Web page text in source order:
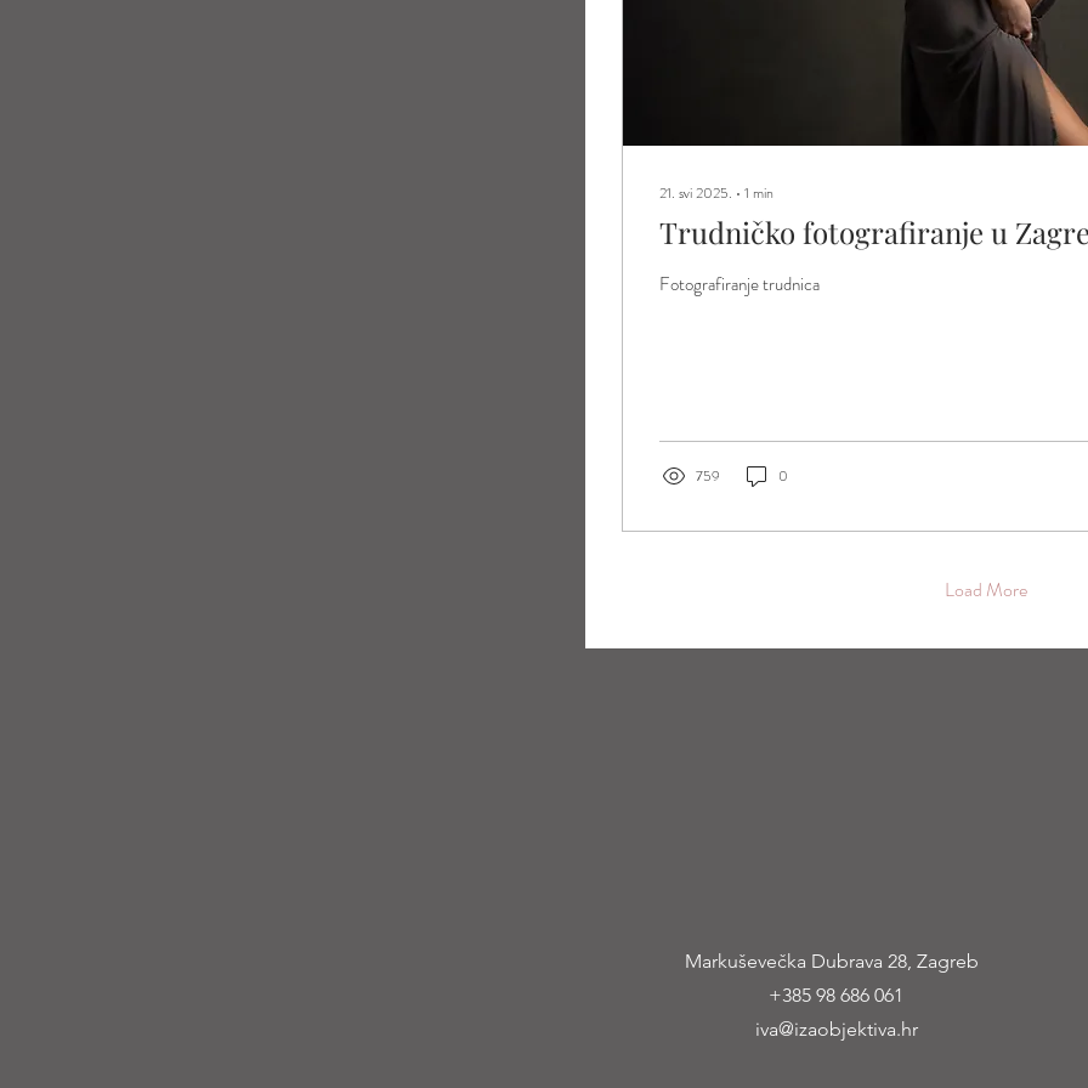
21. svi 2025. ∙ 1 min
Trudničko fotografiranje u
Fotografiranje trudnica
759 0
Load More
Markuševečka Dubrava 28, Zagreb
+385 98 686 061
iva@izaobjektiva.hr